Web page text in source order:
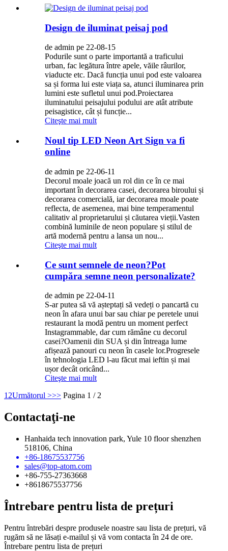
Design de iluminat peisaj pod
de admin pe 22-08-15
Podurile sunt o parte importantă a traficului
urban, fac legătura între apele, văile râurilor,
viaducte etc. Dacă funcția unui pod este valoarea
sa și forma lui este viața sa, atunci iluminarea prin
lumini este sufletul unui pod.Proiectarea
iluminatului peisajului podului are atât atribute
peisagistice, cât și funcție...
Citeşte mai mult
Noul tip LED Neon Art Sign va fi
online
de admin pe 22-06-11
Decorul moale joacă un rol din ce în ce mai
important în decorarea casei, decorarea biroului și
decorarea comercială, iar decorarea moale poate
reflecta, de asemenea, mai bine temperamentul
calitativ al proprietarului și căutarea vieții.Vasten
combină luminile de neon populare și stilul de
artă modernă pentru a lansa un nou...
Citeşte mai mult
Ce sunt semnele de neon?Pot
cumpăra semne neon personalizate?
de admin pe 22-04-11
S-ar putea să vă așteptați să vedeți o pancartă cu
neon în afara unui bar sau chiar pe peretele unui
restaurant la modă pentru un moment perfect
Instagrammable, dar cum rămâne cu decorul
casei?Oamenii din SUA și din întreaga lume
afișează panouri cu neon în casele lor.Progresele
în tehnologia LED l-au făcut mai ieftin și mai
ușor decât oricând...
Citeşte mai mult
1 2Următorul >>> Pagina 1 / 2
Contactaţi-ne
Hanhaida tech innovation park, Yule 10 floor shenzhen
518106, China
+86-18675537756
sales@top-atom.com
+86-755-27363668
+8618675537756
Întrebare pentru lista de prețuri
Pentru întrebări despre produsele noastre sau lista de prețuri, vă
rugăm să ne lăsați e-mailul și vă vom contacta în 24 de ore.
Întrebare pentru lista de prețuri